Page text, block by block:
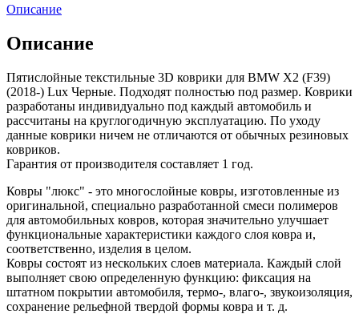
Описание
Описание
Пятислойные текстильные 3D коврики для BMW X2 (F39)
(2018-) Lux Черные. Подходят полностью под размер. Коврики
разработаны индивидуально под каждый автомобиль и
рассчитаны на круглогодичную эксплуатацию. По уходу
данные коврики ничем не отличаются от обычных резиновых
ковриков.
Гарантия от производителя составляет 1 год.
Ковры "люкс" - это многослойные ковры, изготовленные из
оригинальной, специально разработанной смеси полимеров
для автомобильных ковров, которая значительно улучшает
функциональные характеристики каждого слоя ковра и,
соответственно, изделия в целом.
Ковры состоят из нескольких слоев материала. Каждый слой
выполняет свою определенную функцию: фиксация на
штатном покрытии автомобиля, термо-, влаго-, звукоизоляция,
сохранение рельефной твердой формы ковра и т. д.